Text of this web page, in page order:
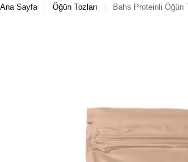
Ana Sayfa Öğün Tozları